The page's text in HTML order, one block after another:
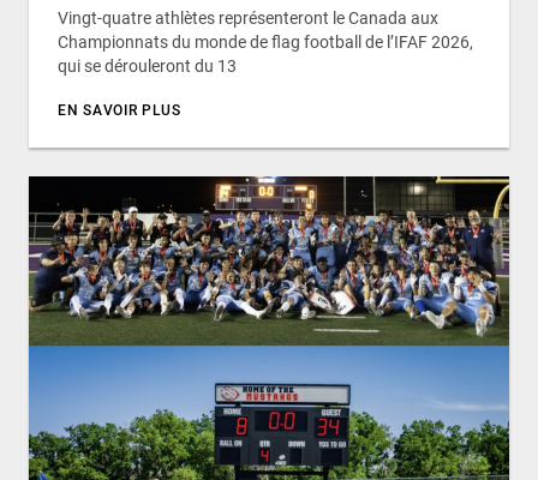
Vingt-quatre athlètes représenteront le Canada aux
Championnats du monde de flag football de l’IFAF 2026,
qui se dérouleront du 13
EN SAVOIR PLUS